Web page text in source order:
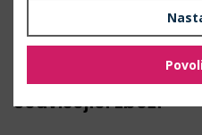
Související zboží